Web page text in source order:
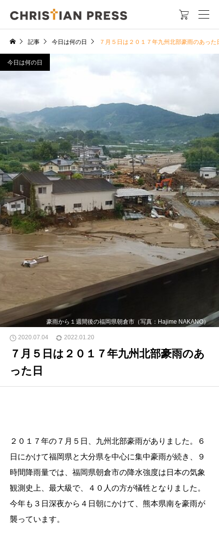

記事 今日は何の日 ７月５日は２０１７年九州北部豪雨のあった
豪雨から１週間後の福岡県朝倉市（写真：Hajime NAKANO）
今日は何の日
2020.07.04 2022.01.20
７月５日は２０１７年九州北部豪雨のあ
った日
２０１７年の７月５日、九州北部豪雨がありました。６
日にかけて福岡県と大分県を中心に集中豪雨が続き、９
時間降雨量では、福岡県朝倉市の降水強度は日本の気象
観測史上、最大級で、４０人の方が犠牲となりました。
今年も３日深夜から４日朝にかけて、熊本県南を豪雨が
襲っています。